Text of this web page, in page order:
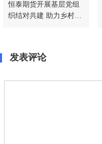
恒泰期货开展基层党组
织结对共建 助力乡村党
发表评论